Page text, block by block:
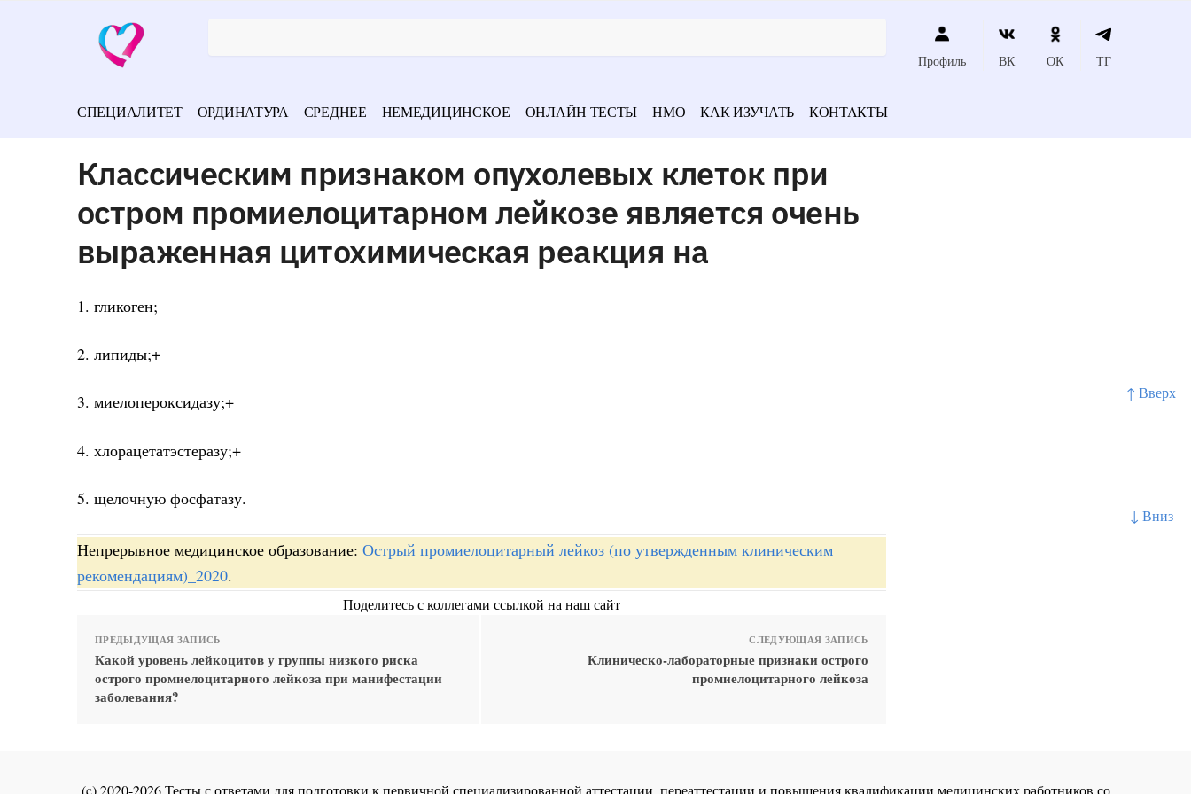
↑ Вверх
↓ Вниз
Профиль ВК ОК ТГ
СПЕЦИАЛИТЕТ ОРДИНАТУРА СРЕДНЕЕ НЕМЕДИЦИНСКОЕ ОНЛАЙН ТЕСТЫ НМО КАК ИЗУЧАТЬ КОНТАКТЫ
Классическим признаком опухолевых клеток при
остром промиелоцитарном лейкозе является очень
выраженная цитохимическая реакция на
1. гликоген;
2. липиды;+
3. миелопероксидазу;+
4. хлорацетатэстеразу;+
5. щелочную фосфатазу.
Непрерывное медицинское образование: Острый промиелоцитарный лейкоз (по утвержденным клиническим
рекомендациям)_2020.
Поделитесь с коллегами ссылкой на наш сайт
ПРЕДЫДУЩАЯ ЗАПИСЬ
Какой уровень лейкоцитов у группы низкого риска
острого промиелоцитарного лейкоза при манифестации
заболевания?
СЛЕДУЮЩАЯ ЗАПИСЬ
Клиническо-лабораторные признаки острого
промиелоцитарного лейкоза
(c) 2020-2026 Тесты с ответами для подготовки к первичной специализированной аттестации, переаттестации и повышения квалификации медицинских работников со